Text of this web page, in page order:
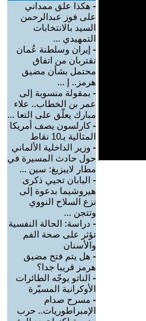
- هكذا علق ممداني
على فوز عبدالرحمن
السيد بالانتخابات
التمهيدي ...
- إيران وسلطنة عُمان
تقتربان من اتفاق
محتمل بشأن مضيق
هرمز.. إ ...
- بمقولة منسوبة إلى
عمر بن الخطاب.. علاء
مبارك يعلّق على التعا ...
-كارلسون يصف أمريكا
المثالية بـ10 نقاط
- وزير الداخلية الألماني
حول حادث المسيرة في
مطار لايبزيغ: سين ...
- اليابان تحيي ذكرى
هيروشيما بدعوة إلى
نزع السلاح النووي
وتتجن ...
- دراسة: الحالة النفسية
تؤثر على صحة الفم
والأسنان
- هل يتم فتح مضيق
هرمز قريبا جدا؟
- الناتو يوجّه الطائرات
الأوكرانية المسيّرة
- مسرح صدام
الإمبراطوريات.. حرب